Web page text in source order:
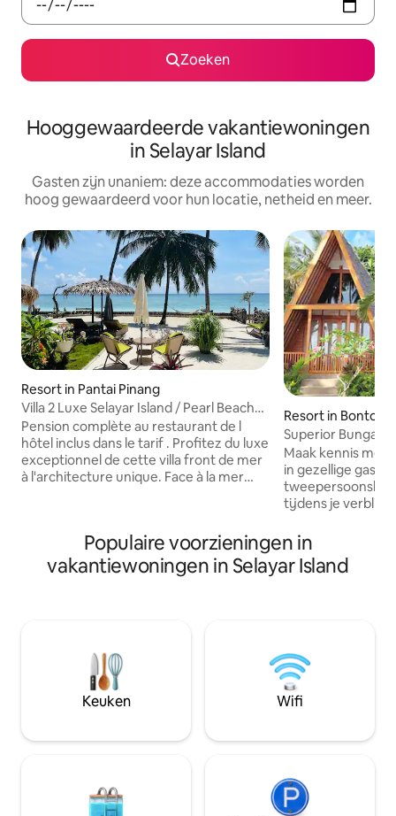
Zoeken
Hooggewaardeerde vakantiewoningen
in Selayar Island
Gasten zijn unaniem: deze accommodaties worden
hoog gewaardeerd voor hun locatie, netheid en meer.
Resort in Pantai Pinang
Villa 2 Luxe Selayar Island / Pearl Beach
Cottage
Pension complète au restaurant de l
hôtel inclus dans le tarif . Profitez du luxe
exceptionnel de cette villa front de mer
à l'architecture unique. Face à la mer
beau spot de plongée et de snorkeling
de l île. Une invitation au bonheur, à la
détente, loin du tourisme de masse .
Resort in
Superior
Maak kennis met
in gezellige gastvrijheid.
tijdens je verblijf
gebouwd met
Indonesische
eigentijdse
privacy en
Populaire voorzieningen in
vakantiewoningen in Selayar Island
Keuken Wifi